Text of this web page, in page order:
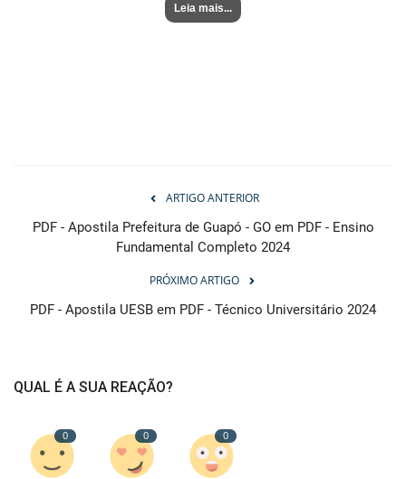
Leia mais...
ARTIGO ANTERIOR
PDF - Apostila Prefeitura de Guapó - GO em PDF - Ensino
Fundamental Completo 2024
PRÓXIMO ARTIGO
PDF - Apostila UESB em PDF - Técnico Universitário 2024
QUAL É A SUA REAÇÃO?
0 0 0